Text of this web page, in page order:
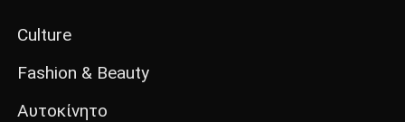
Culture
Fashion & Beauty
Αυτοκίνητο